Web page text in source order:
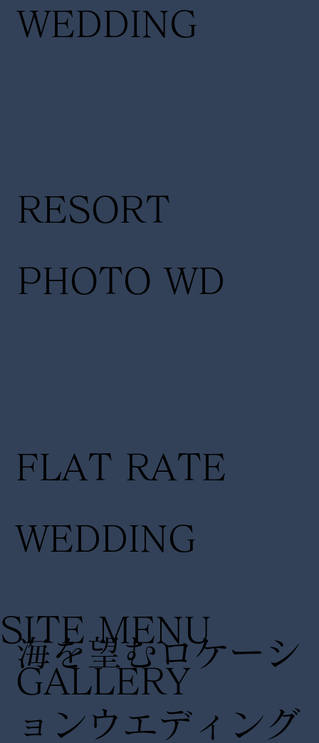
FLAT RATE
WEDDING
海を望むロケーシ
ョンウエディング
WEDDING
GALLERY
RESORT
PHOTO WD
SITE MENU